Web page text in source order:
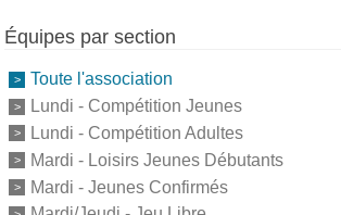
Équipes par section
Toute l'association
Lundi - Compétition Jeunes
Lundi - Compétition Adultes
Mardi - Loisirs Jeunes Débutants
Mardi - Jeunes Confirmés